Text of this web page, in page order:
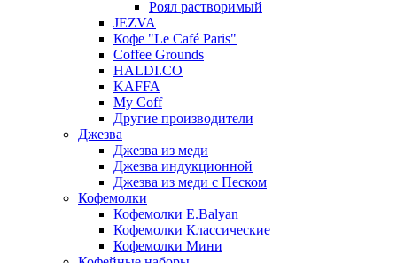
Роял растворимый
JEZVA
Кофе "Le Café Paris"
Coffee Grounds
HALDI.CO
KAFFA
My Coff
Другие производители
Джезва
Джезва из меди
Джезва индукционной
Джезва из меди с Песком
Кофемолки
Кофемолки E.Balyan
Кофемолки Классические
Кофемолки Мини